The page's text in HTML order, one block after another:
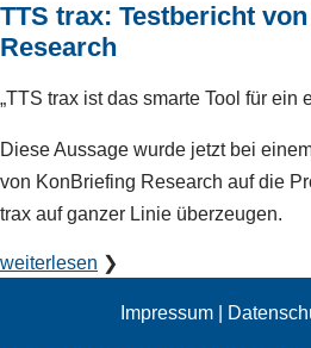
TTS trax: Testbericht
Research
„TTS trax ist das smarte Tool für ein
Diese Aussage wurde jetzt bei
von KonBriefing Research auf die
trax auf ganzer Linie überzeugen.
weiterlesen ❯
Impressum